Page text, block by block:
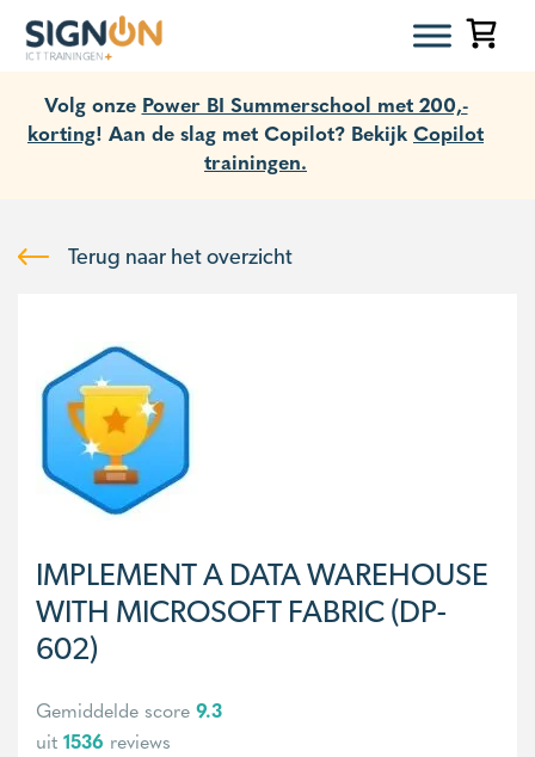
Volg onze Power BI Summerschool met 200,-
korting! Aan de slag met Copilot? Bekijk Copilot
trainingen.
Terug naar het overzicht
IMPLEMENT A DATA WAREHOUSE
WITH MICROSOFT FABRIC (DP-
602)
Gemiddelde score 9.3
uit 1536 reviews